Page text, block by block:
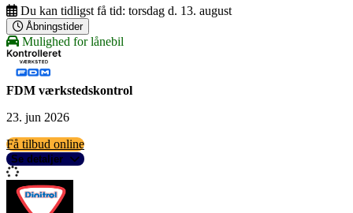
Du kan tidligst få tid: torsdag d. 13. august
Åbningstider
Mulighed for lånebil
FDM værkstedskontrol
23. jun 2026
Få tilbud online
Se detaljer